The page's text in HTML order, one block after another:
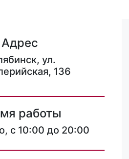
Адрес
ул.
136
работы
с 10:00 до 20:00